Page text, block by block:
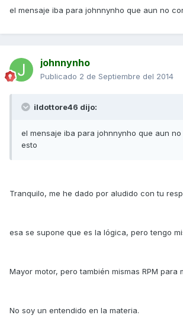
el mensaje iba para johnnynho que aun no
johnnynho
Publicado 2 de Septiembre del 2014
ildottore46 dijo:
el mensaje iba para johnnynho que aun
esto
Tranquilo, me he dado por aludido con tu
esa se supone que es la lógica, pero tengo
Mayor motor, pero también mismas RPM para
No soy un entendido en la materia.